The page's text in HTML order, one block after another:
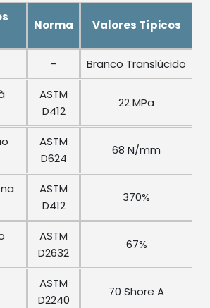
Norma Valores Típicos
– Branco Translúcido
ASTM
D412
22 MPa
ASTM
D624
68 N/mm
ASTM
D412
370%
ASTM
D2632
67%
ASTM
D2240
70 Shore A